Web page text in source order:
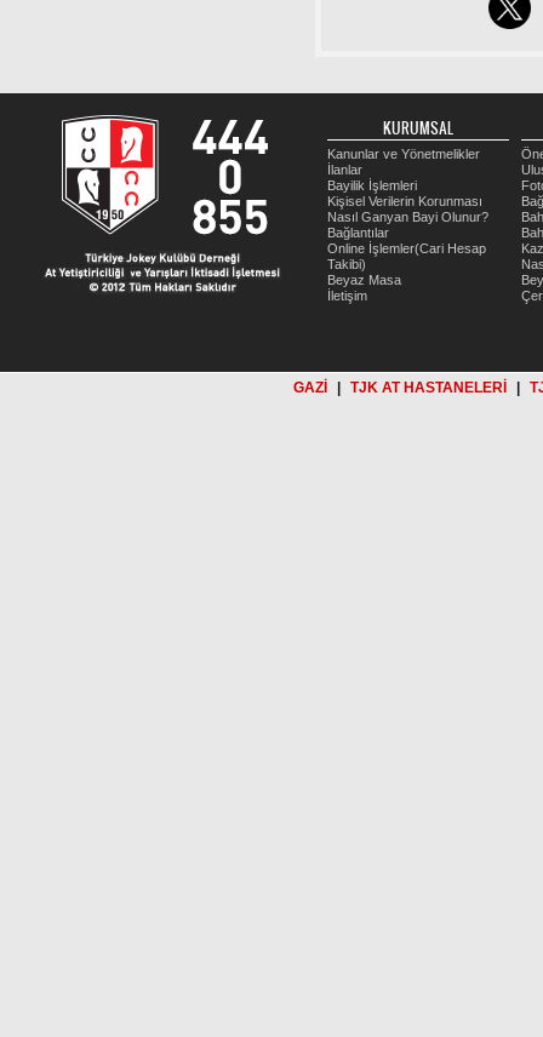
KURUMSAL
Kanunlar ve Yönetmelikler
İlanlar
Bayilik İşlemleri
Kişisel Verilerin Korunması
Nasıl Ganyan Bayi Olunur?
Bağlantılar
Online İşlemler(Cari Hesap
Takibi)
Beyaz Masa
İletişim
GAZİ TJK AT HASTANELERİ